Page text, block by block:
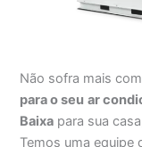
Não sofra mais
para o seu ar
Baixa para sua
Temos uma equipe